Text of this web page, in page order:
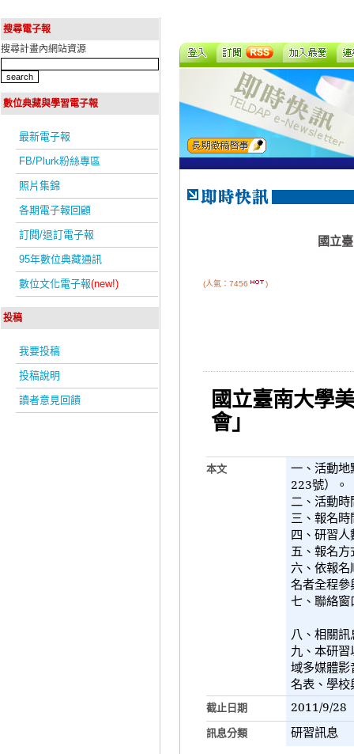
搜尋電子報
搜尋計畫內網站資源
數位典藏與學習電子報
最新電子報
FB/Plurk粉絲專區
照片集錦
各期電子報回顧
訂閱/退訂電子報
95年數位典藏通訊
數位文化電子報(new!)
投稿
我要投稿
投稿說明
讀者意見回饋
國立
(人氣：7456 )
國立臺南大學
會」
本文
一、活動地
223號）。
二、活動時
三、報名時
四、研習人
五、報名
六、依報名
名者全程參
七、聯絡窗
八、相關
九、本研
域多媒體影
名表、學校
截止日期 2011/9/28
訊息分類 研習訊息